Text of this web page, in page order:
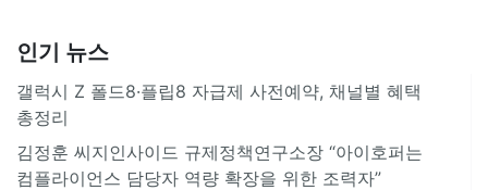
인기 뉴스
갤럭시 Z 폴드8·플립8 자급제 사전예약, 채널별 혜택
총정리
김정훈 씨지인사이드 규제정책연구소장 “아이호퍼는
컴플라이언스 담당자 역량 확장을 위한 조력자”